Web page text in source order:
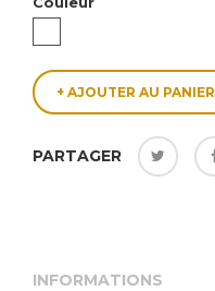
+ AJOUTER AU PANIER
PARTAGER
INFORMATIONS